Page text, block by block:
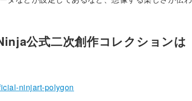
公式二次創作コレクションは
ninjart-polygon